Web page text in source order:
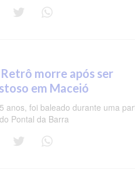
morre após ser
em Maceió
anos, foi baleado durante uma
Pontal da Barra